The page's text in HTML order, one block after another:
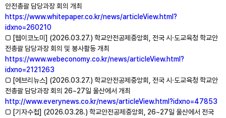
안전총괄 담당과장 회의 개최
https://www.whitepaper.co.kr/news/articleView.html?
idxno=260210
□ [웹이코노미] (2026.03.27.) 학교안전공제중앙회, 전국 시⸱도교육청 학교안
전총괄 담당과장 회의 및 봉사활동 개최
https://www.webeconomy.co.kr/news/articleView.html?
idxno=2121263
□ [에브리뉴스] (2026.03.27.) 학교안전공제중앙회, 전국 시⸱도교육청 학교안
전총괄 담당과장 회의 26~27일 울산에서 개최
http://www.everynews.co.kr/news/articleView.html?idxno=47853
□ [기자수첩] (2026.03.28.) 학교안전공제중앙회, 26~27일 울산에서 전국